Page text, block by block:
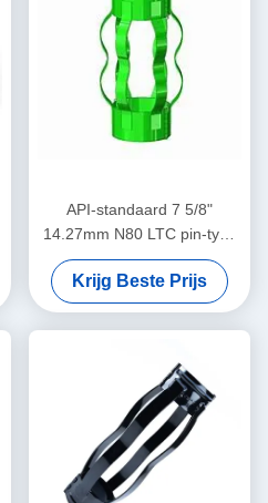
API-standaard 7 5/8"
14.27mm N80 LTC pin-type
centralisator voor het
beperken van de
verplaatsing van de
casingcentralizer in olie- en
Krijg Beste Prijs